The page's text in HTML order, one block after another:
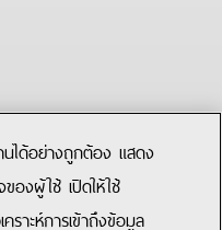
นได้อย่างถูกต้อง แสดง
องผู้ใช้ เปิดให้ใช้
ราะห์การเข้าถึงข้อมูล